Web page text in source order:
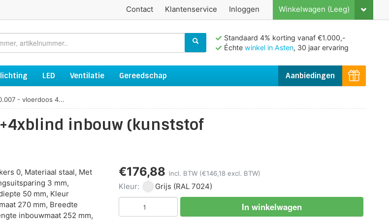
Winkelwagen (Leeg)
Inloggen
Klantenservice
Contact
Standaard 4% korting vanaf €1.000,-
Échte winkel in Asten, 30 jaar ervaring
LED Aanbiedingen
Ventilatie Gereedschap
- vloerdoos 4...
inbouw (kunststof
0, Materiaal staal, Met
3 mm,
50 mm, Kleur
270 mm, Breedte
inbouwmaat 252 mm,
€176,88 incl. BTW (€146,18 excl. BTW)
Kleur: Grijs (RAL 7024)
In winkelwagen